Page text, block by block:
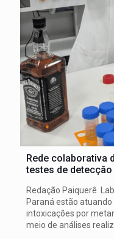
Rede colaborativa
testes de
Redação Paiquerê
Paraná estão
intoxicações por
meio de análises